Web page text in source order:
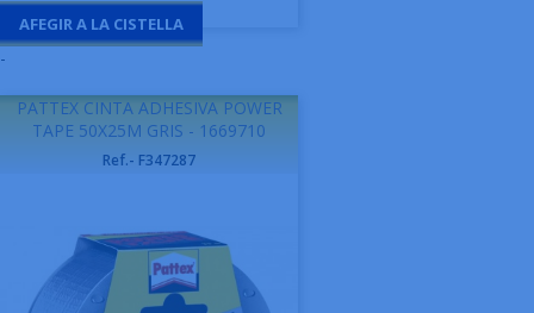
AFEGIR A LA CISTELLA
-
PATTEX CINTA ADHESIVA POWER
TAPE 50X25M GRIS - 1669710
Ref.- F347287